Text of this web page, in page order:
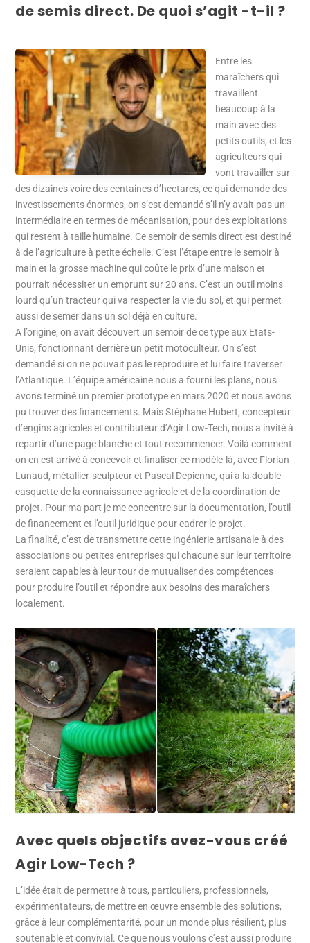
de semis direct. De quoi s’agit -t-il ?
Entre les
maraîchers qui
travaillent
beaucoup à la
main avec des
petits outils, et les
agriculteurs qui
vont travailler sur
des dizaines voire des centaines d’hectares, ce qui demande des
investissements énormes, on s’est demandé s’il n’y avait pas un
intermédiaire en termes de mécanisation, pour des exploitations
qui restent à taille humaine. Ce semoir de semis direct est destiné
à de l’agriculture à petite échelle. C’est l’étape entre le semoir à
main et la grosse machine qui coûte le prix d’une maison et
pourrait nécessiter un emprunt sur 20 ans. C’est un outil moins
lourd qu’un tracteur qui va respecter la vie du sol, et qui permet
aussi de semer dans un sol déjà en culture.
A l’origine, on avait découvert un semoir de ce type aux Etats-
Unis, fonctionnant derrière un petit motoculteur. On s’est
demandé si on ne pouvait pas le reproduire et lui faire traverser
l’Atlantique. L’équipe américaine nous a fourni les plans, nous
avons terminé un premier prototype en mars 2020 et nous avons
pu trouver des financements. Mais Stéphane Hubert, concepteur
d’engins agricoles et contributeur d’Agir Low-Tech, nous a invité à
repartir d’une page blanche et tout recommencer. Voilà comment
on en est arrivé à concevoir et finaliser ce modèle-là, avec Florian
Lunaud, métallier-sculpteur et Pascal Depienne, qui a la double
casquette de la connaissance agricole et de la coordination de
projet. Pour ma part je me concentre sur la documentation, l’outil
de financement et l’outil juridique pour cadrer le projet.
La finalité, c’est de transmettre cette ingénierie artisanale à des
associations ou petites entreprises qui chacune sur leur territoire
seraient capables à leur tour de mutualiser des compétences
pour produire l’outil et répondre aux besoins des maraîchers
localement.
Avec quels objectifs avez-vous créé
Agir Low-Tech ?
L’idée était de permettre à tous, particuliers, professionnels,
expérimentateurs, de mettre en œuvre ensemble des solutions,
grâce à leur complémentarité, pour un monde plus résilient, plus
soutenable et convivial. Ce que nous voulons c’est aussi produire